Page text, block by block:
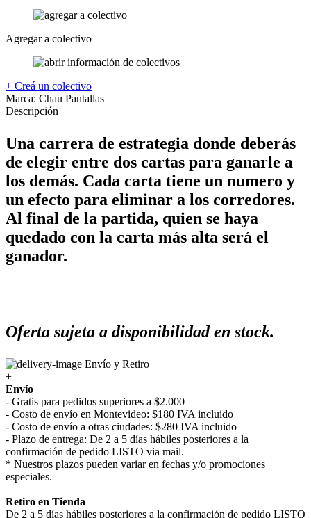
Agregar a colectivo
+ Creá un colectivo
Marca: Chau Pantallas
Descripción
Una carrera de estrategia donde deberás
de elegir entre dos cartas para ganarle a
los demás. Cada carta tiene un numero y
un efecto para eliminar a los corredores.
Al final de la partida, quien se haya
quedado con la carta más alta será el
ganador.
Oferta sujeta a disponibilidad en stock.
Envío y Retiro
+
Envío
- Gratis para pedidos superiores a $2.000
- Costo de envío en Montevideo: $180 IVA incluido
- Costo de envío a otras ciudades: $280 IVA incluido
- Plazo de entrega: De 2 a 5 días hábiles posteriores a la
confirmación de pedido LISTO via mail.
* Nuestros plazos pueden variar en fechas y/o promociones
especiales.
Retiro en Tienda
De 2 a 5 días hábiles posteriores a la confirmación de pedido LISTO